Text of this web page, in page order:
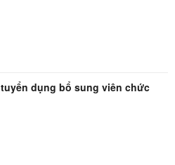
dụng bổ sung viên chức